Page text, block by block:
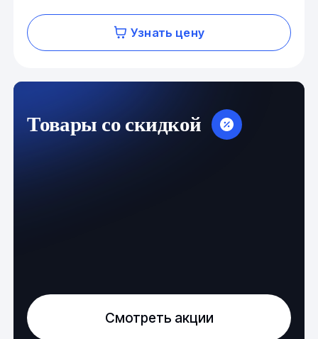
Узнать цену
Товары со скидкой
Смотреть акции